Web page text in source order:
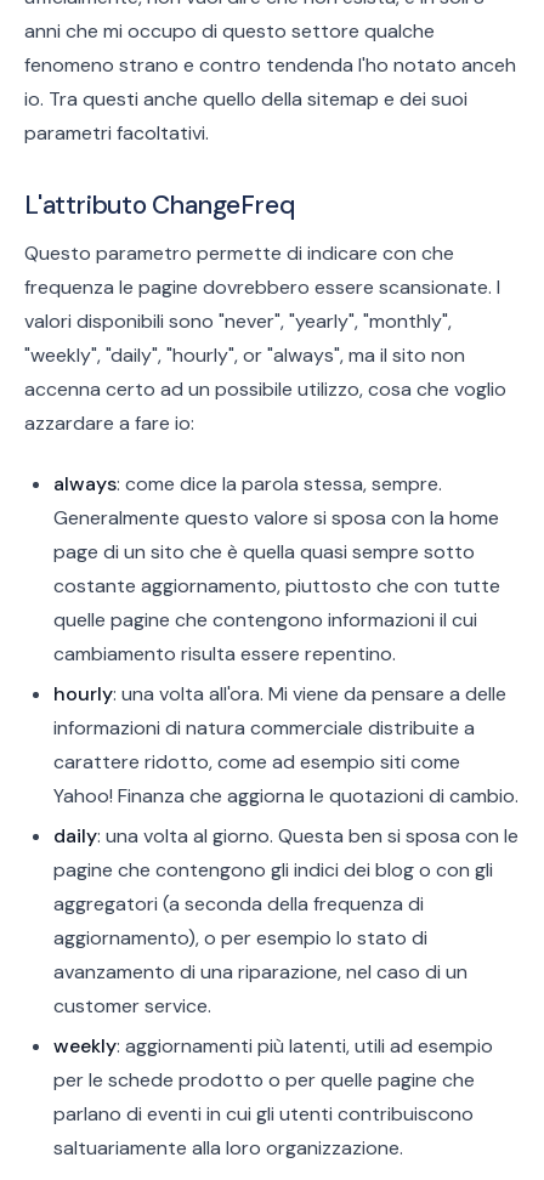
anni che mi occupo di questo settore qualche
fenomeno strano e contro tendenda l'ho notato anceh
io. Tra questi anche quello della sitemap e dei suoi
parametri facoltativi.
L'attributo ChangeFreq
Questo parametro permette di indicare con che
frequenza le pagine dovrebbero essere scansionate. I
valori disponibili sono "never", "yearly", "monthly",
"weekly", "daily", "hourly", or "always", ma il sito non
accenna certo ad un possibile utilizzo, cosa che voglio
azzardare a fare io:
always: come dice la parola stessa, sempre.
Generalmente questo valore si sposa con la home
page di un sito che è quella quasi sempre sotto
costante aggiornamento, piuttosto che con tutte
quelle pagine che contengono informazioni il cui
cambiamento risulta essere repentino.
hourly: una volta all'ora. Mi viene da pensare a delle
informazioni di natura commerciale distribuite a
carattere ridotto, come ad esempio siti come
Yahoo! Finanza che aggiorna le quotazioni di cambio.
daily: una volta al giorno. Questa ben si sposa con le
pagine che contengono gli indici dei blog o con gli
aggregatori (a seconda della frequenza di
aggiornamento), o per esempio lo stato di
avanzamento di una riparazione, nel caso di un
customer service.
weekly: aggiornamenti più latenti, utili ad esempio
per le schede prodotto o per quelle pagine che
parlano di eventi in cui gli utenti contribuiscono
saltuariamente alla loro organizzazione.